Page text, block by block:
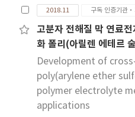
membrane
investigated the
of the cost-effective
membrane
supported by the
Program funded by
(MOTIE) (No.
2018.11 구독 인증기관
고분자 전해질 막 연료
화 폴리(아릴렌 에테르
Development of
poly(arylene ether
polymer electrolyte
applications